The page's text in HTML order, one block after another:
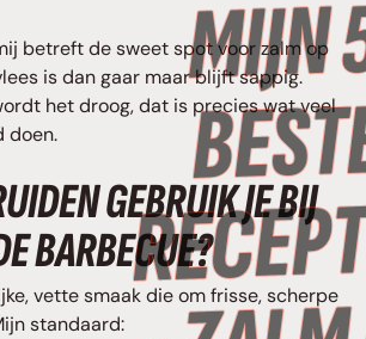
betreft de sweet spot voor zalm op
is dan gaar maar blijft sappig.
het droog, dat is precies wat veel
doen.
GEBRUIK JE BIJ
BARBECUE?
vette smaak die om frisse, scherpe
standaard: